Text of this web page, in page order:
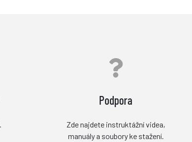
Podpora
Zde najdete instruktážní videa,
manuály a soubory ke stažení.